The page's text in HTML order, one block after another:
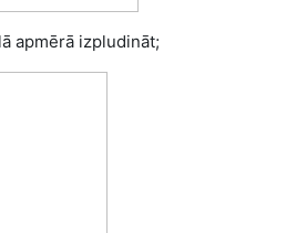
apmērā izpludināt;